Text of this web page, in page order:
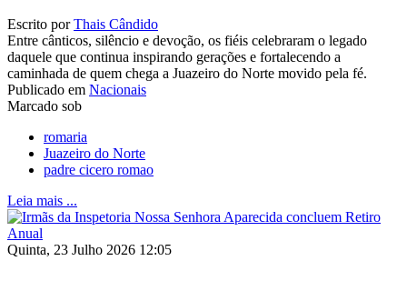
Escrito porThais Cândido
Entre cânticos, silêncio e devoção, os fiéis celebraram o legado
daquele que continua inspirando gerações e fortalecendo a
caminhada de quem chega a Juazeiro do Norte movido pela fé.
Publicado em Nacionais
Marcado sob
romaria
Juazeiro do Norte
padre cicero romao
Leia mais ...
Quinta, 23 Julho 2026 12:05